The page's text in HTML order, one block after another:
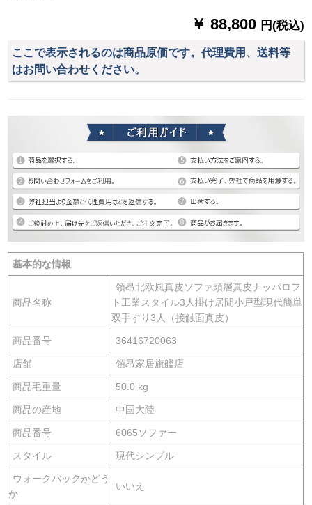
￥ 88,800 円(税込)
ここで表示されるのは商品原価です。代理費用、送料等
はお問い合わせください。
基本的な情報
商品名称
領昂北欧風真皮ソファ頭層真皮ナッパロフ
ト工業スタイル3人掛け居間小戸型現代簡単
双手すり3人（接触面真皮）
商品番号 36416720063
店舗 領昂家居旗艦店
商品毛重量 50.0 kg
商品の産地 中国大陸
商品番号 6065ソファー
スタイル 現代シンプル
ウォークバックかどう
か
いいえ